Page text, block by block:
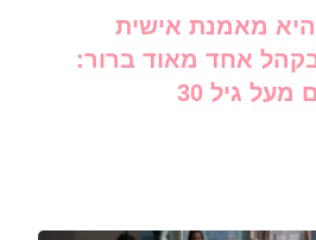
מאמנת אישית
אחד מאוד ברור:
גיל 30